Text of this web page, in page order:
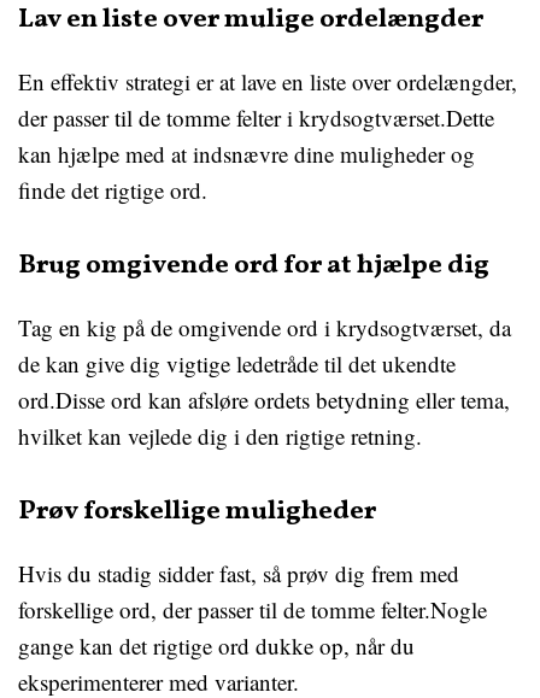
Lav en liste over mulige ordelængder
En effektiv strategi er at lave en liste over ordelængder,
der passer til de tomme felter i krydsogtværset.Dette
kan hjælpe med at indsnævre dine muligheder og
finde det rigtige ord.
Brug omgivende ord for at hjælpe dig
Tag en kig på de omgivende ord i krydsogtværset, da
de kan give dig vigtige ledetråde til det ukendte
ord.Disse ord kan afsløre ordets betydning eller tema,
hvilket kan vejlede dig i den rigtige retning.
Prøv forskellige muligheder
Hvis du stadig sidder fast, så prøv dig frem med
forskellige ord, der passer til de tomme felter.Nogle
gange kan det rigtige ord dukke op, når du
eksperimenterer med varianter.